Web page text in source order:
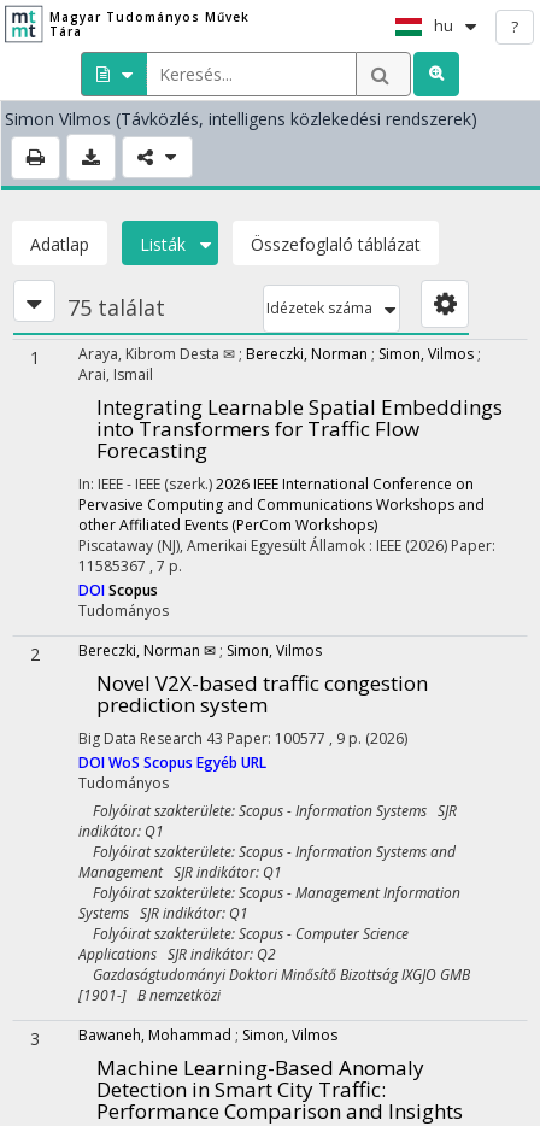
Magyar Tudományos Művek
Tára
hu ?
Simon Vilmos (Távközlés, intelligens közlekedési rendszerek)
Adatlap Listák Összefoglaló táblázat
75 találat Idézetek száma
1 Araya, Kibrom Desta ✉ ; Bereczki, Norman ; Simon, Vilmos ;
Arai, Ismail
Integrating Learnable Spatial Embeddings
into Transformers for Traffic Flow
Forecasting
In: IEEE - IEEE (szerk.)2026 IEEE International Conference on
Pervasive Computing and Communications Workshops and
other Affiliated Events (PerCom Workshops)
Piscataway (NJ), Amerikai Egyesült Államok : IEEE (2026) Paper:
11585367 , 7 p.
DOIScopus
Tudományos
2 Bereczki, Norman ✉ ; Simon, Vilmos
Novel V2X-based traffic congestion
prediction system
Big Data Research 43 Paper: 100577 , 9 p. (2026)
DOIWoS Scopus Egyéb URL
Tudományos
Folyóirat szakterülete: Scopus - Information Systems SJR
indikátor: Q1
Folyóirat szakterülete: Scopus - Information Systems and
Management SJR indikátor: Q1
Folyóirat szakterülete: Scopus - Management Information
Systems SJR indikátor: Q1
Folyóirat szakterülete: Scopus - Computer Science
Applications SJR indikátor: Q2
Gazdaságtudományi Doktori Minősítő Bizottság IXGJO GMB
[1901-] B nemzetközi
3 Bawaneh, Mohammad ; Simon, Vilmos
Machine Learning-Based Anomaly
Detection in Smart City Traffic:
Performance Comparison and Insights